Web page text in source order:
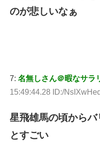
のが悲しいなぁ
7: 名無しさん＠暇なサラ
15:49:44.28 ID:/NsIXwHed
星飛雄馬の頃から
とすごい